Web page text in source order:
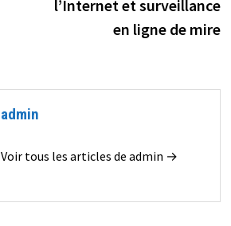
l’Internet et surveillance
en ligne de mire
admin
Voir tous les articles de admin →